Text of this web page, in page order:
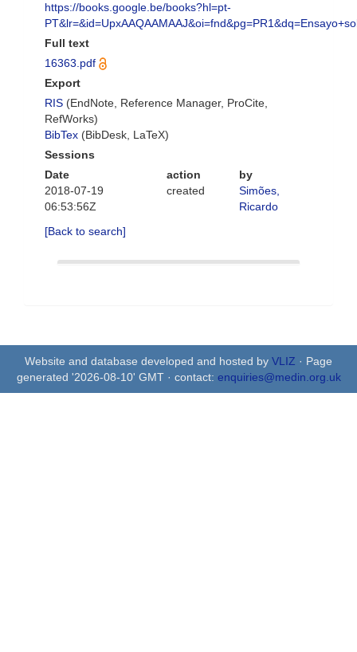
https://books.google.be/books?hl=pt-
Full text
16363.pdf
Export
RIS (EndNote, Reference Manager, ProCite,
RefWorks)
BibTex (BibDesk, LaTeX)
Sessions
Date
action
by
2018-07-19
06:53:56Z
created
Simões,
Ricardo
[Back to search]
Website and database developed and hosted by VLIZ · Page
generated '2026-08-10' GMT · contact: enquiries@medin.org.uk